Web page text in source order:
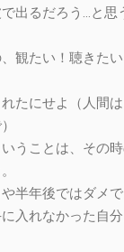
出るだろう…と思
観たい！聴きた
たにせよ（人間
うことは、その
半年後ではダメで
入れなかった自